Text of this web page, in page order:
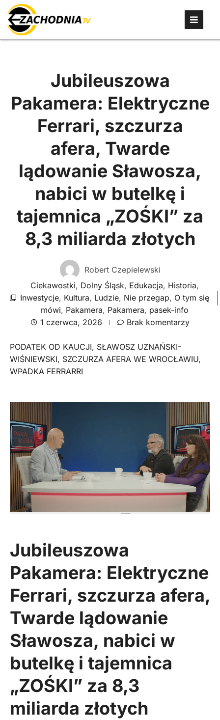
Jubileuszowa
Pakamera: Elektryczne
Ferrari, szczurza
afera, Twarde
lądowanie Sławosza,
nabici w butelkę i
tajemnica „ZOŚKI” za
8,3 miliarda złotych
Robert Czepielewski
Ciekawostki, Dolny Śląsk, Edukacja, Historia,
Inwestycje, Kultura, Ludzie, Nie przegap, O tym się
mówi, Pakamera, Pakamera, pasek-info
1 czerwca, 2026
Brak komentarzy
PODATEK OD KAUCJI, SŁAWOSZ UZNAŃSKI-
WIŚNIEWSKI, SZCZURZA AFERA WE WROCŁAWIU,
WPADKA FERRARRI
Jubileuszowa
Pakamera: Elektryczne
Ferrari, szczurza afera,
Twarde lądowanie
Sławosza, nabici w
butelkę i tajemnica
„ZOŚKI” za 8,3
miliarda złotych